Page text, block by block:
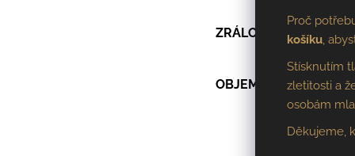
Proč
košíku,
Stísknutím
zletitosti a
osobám
Děkujeme,
ZRÁLO
OBJEM LAHVE